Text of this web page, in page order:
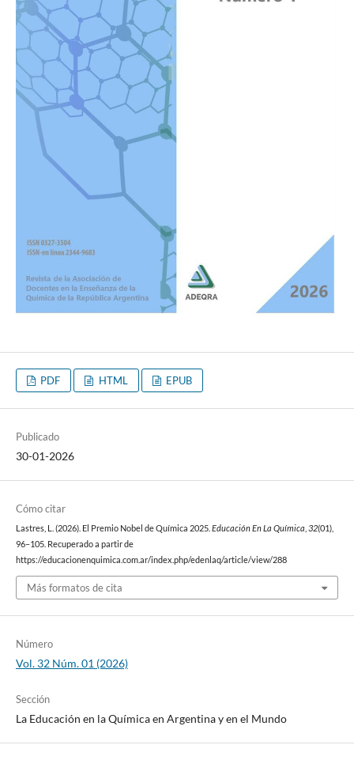
PDF HTML EPUB
Publicado
30-01-2026
Cómo citar
Lastres, L. (2026). El Premio Nobel de Química 2025. Educación En La Química 32(01),
96–105. Recuperado a partir de
https://educacionenquimica.com.ar/index.php/edenlaq/article/view/288
Más formatos de cita
Número
Vol. 32 Núm. 01 (2026)
Sección
La Educación en la Química en Argentina y en el Mundo